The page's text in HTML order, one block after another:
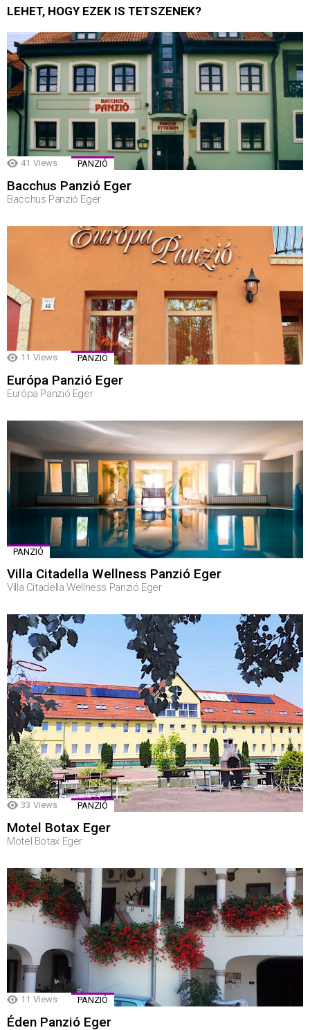
LEHET, HOGY EZEK IS TETSZENEK?
41 Views PANZIÓ
Bacchus Panzió Eger
Bacchus Panzió Eger
11 Views PANZIÓ
Európa Panzió Eger
Európa Panzió Eger
PANZIÓ
Villa Citadella Wellness Panzió Eger
Villa Citadella Wellness Panzió Eger
33 Views PANZIÓ
Motel Botax Eger
Motel Botax Eger
11 Views PANZIÓ
Éden Panzió Eger